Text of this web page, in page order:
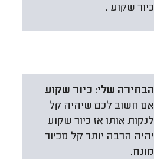
כיור שקוע .
הבחירה שלי: כיור שקוע
אם חשוב לכם שיהיה קל
לנקות אותו אז כיור שקוע
יהיה הרבה יותר קל מכיור
מונח.